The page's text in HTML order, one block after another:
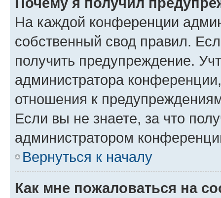
На каждой конференции
собственный свод правил.
получить предупреждение.
администратора
отношения к
Если вы не знаете, за что
администратором
Вернуться к началу
Как мне пожаловаться на